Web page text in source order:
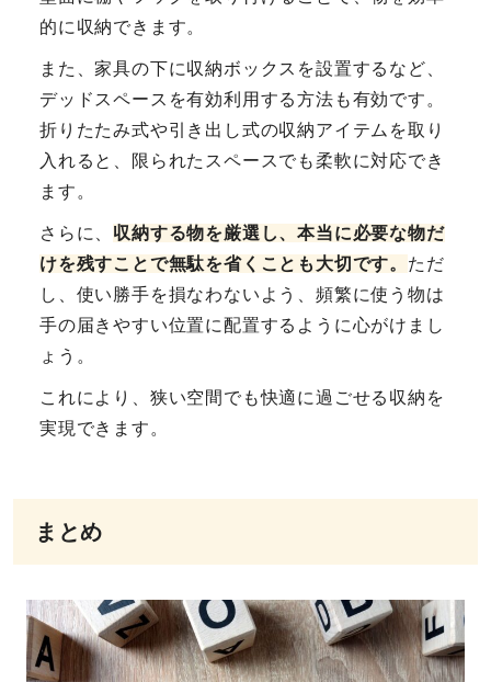
的に収納できます。
また、家具の下に収納ボックスを設置するなど、
デッドスペースを有効利用する方法も有効です。
折りたたみ式や引き出し式の収納アイテムを取り
入れると、限られたスペースでも柔軟に対応でき
ます。
さらに、 収納する物を厳選し、本当に必要な物だ
けを残すことで無駄を省くことも大切です。 ただ
し、使い勝手を損なわないよう、頻繁に使う物は
手の届きやすい位置に配置するように心がけまし
ょう。
これにより、狭い空間でも快適に過ごせる収納を
実現できます。
まとめ